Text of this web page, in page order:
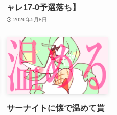
ャレ17-0予選落ち】
2026年5月8日
サーナイトに懐で温めて貰